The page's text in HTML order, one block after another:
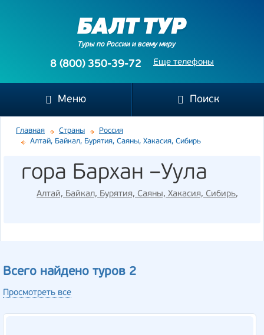
Туры по России и всему миру
Еще телефоны
8 (800) 350-39-72
Меню Поиск
Главная Страны
Россия
Алтай, Байкал, Бурятия, Саяны, Хакасия, Сибирь
гора Бархан –Уула
Алтай, Байкал, Бурятия, Саяны, Хакасия, Сибирь,
Всего найдено туров 2
Просмотреть все